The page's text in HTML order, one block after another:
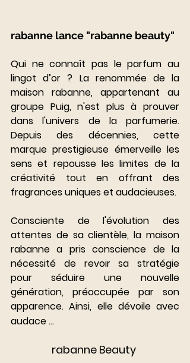
rabanne lance "rabanne beauty"
Qui ne connaît pas le parfum au
lingot d’or ? La renommée de la
maison rabanne, appartenant au
groupe Puig, n'est plus à prouver
dans l'univers de la parfumerie.
Depuis des décennies, cette
marque prestigieuse émerveille les
sens et repousse les limites de la
créativité tout en offrant des
fragrances uniques et audacieuses.
Consciente de l'évolution des
attentes de sa clientèle, la maison
rabanne a pris conscience de la
nécessité de revoir sa stratégie
pour séduire une nouvelle
génération, préoccupée par son
apparence. Ainsi, elle dévoile avec
audace ...
rabanne Beauty